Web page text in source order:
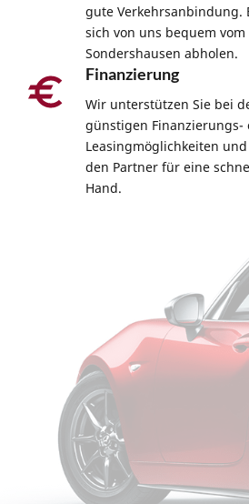
gute Verkehrsanbindung.
sich von uns bequem
Sondershausen abholen.
Finanzierung
Wir unterstützen Sie bei
günstigen Finanzierungs-
Leasingmöglichkeiten
den Partner für eine
Hand.